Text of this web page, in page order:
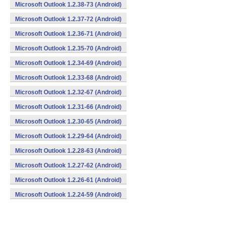
Microsoft Outlook 1.2.38-73 (Android)
Microsoft Outlook 1.2.37-72 (Android)
Microsoft Outlook 1.2.36-71 (Android)
Microsoft Outlook 1.2.35-70 (Android)
Microsoft Outlook 1.2.34-69 (Android)
Microsoft Outlook 1.2.33-68 (Android)
Microsoft Outlook 1.2.32-67 (Android)
Microsoft Outlook 1.2.31-66 (Android)
Microsoft Outlook 1.2.30-65 (Android)
Microsoft Outlook 1.2.29-64 (Android)
Microsoft Outlook 1.2.28-63 (Android)
Microsoft Outlook 1.2.27-62 (Android)
Microsoft Outlook 1.2.26-61 (Android)
Microsoft Outlook 1.2.24-59 (Android)